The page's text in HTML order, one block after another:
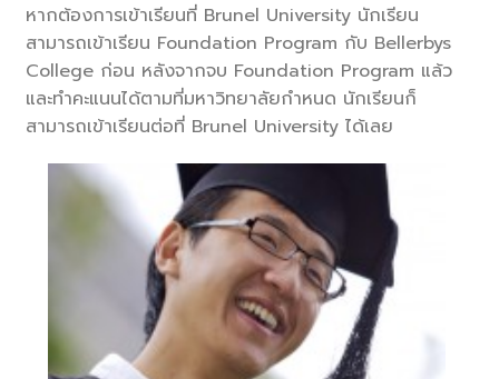
หากต้องการเข้าเรียนที่ Brunel University นักเรียน
สามารถเข้าเรียน Foundation Program กับ Bellerbys
College ก่อน หลังจากจบ Foundation Program แล้ว
และทำคะแนนได้ตามที่มหาวิทยาลัยกำหนด นักเรียนก็
สามารถเข้าเรียนต่อที่ Brunel University ได้เลย